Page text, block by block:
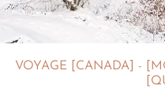
VOYAGE [CANADA] -